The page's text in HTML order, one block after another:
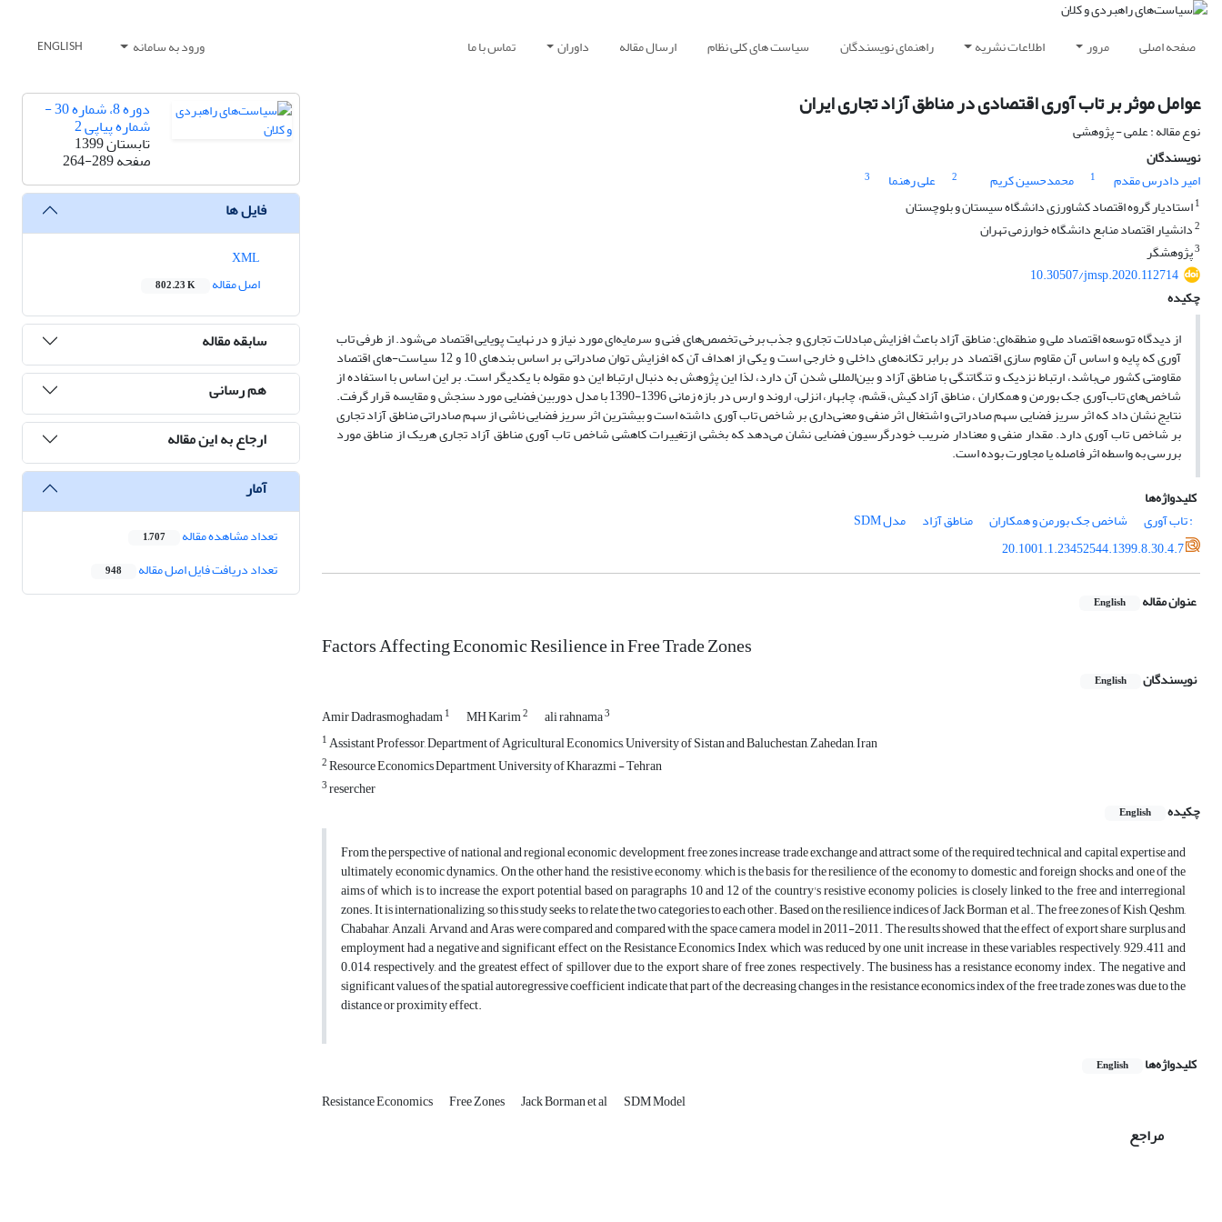
صفحه اصلی مرور اطلاعات نشریه راهنمای نویسندگان سیاست های کلی نظام ارسال مقاله داوران تماس با ما ورود به سامانه ENGLISH
عوامل موثر بر تاب آوری اقتصادی در مناطق آزاد تجاری ایران
نوع مقاله : علمی - پژوهشی
نویسندگان
امیر دادرس مقدم
1 محمدحسین کریم 2 علی رهنما
3
1استادیار گروه اقتصاد کشاورزی دانشگاه سیستان و بلوچستان
2دانشیار اقتصاد منابع دانشگاه خوارزمی تهران
3پژوهشگر
10.30507/jmsp.2020.112714
چکیده
از دیدگاه توسعه اقتصاد ملی و منطقه‌ای؛ مناطق آزاد باعث افزایش مبادلات تجاری و جذب برخی تخصص‌های فنی و سرمایه‌ای مورد نیاز و در نهایت پویایی اقتصاد می‌شود. از طرفی تاب
آوری که پایه و اساس آن مقاوم سازی اقتصاد در برابر تکانه‌های داخلی و خارجی است و یکی از اهداف آن که افزایش توان صادراتی بر اساس بندهای 10 و 12 سیاست-های اقتصاد
مقاومتی کشور می‌باشد، ارتباط نزدیک و تنگاتنگی با مناطق آزاد و بین‌المللی شدن آن دارد، لذا این پژوهش به دنبال ارتباط این دو مقوله با یکدیگر است. بر این اساس با استفاده از
شاخص‌های تاب‌آوری جک بورمن و همکاران ، مناطق آزاد کیش، قشم، چابهار، انزلی، اروند و ارس در بازه زمانی 1396-1390 با مدل دوربین فضایی مورد سنجش و مقایسه قرار گرفت.
نتایج نشان داد که اثر سریز فضایی سهم صادراتی و اشتغال اثر منفی و معنی‌داری بر شاخص تاب آوری داشته است و بیشترین اثر سریز فضایی ناشی از سهم صادراتی مناطق آزاد تجاری
بر شاخص تاب آوری دارد. مقدار منفی و معنادار ضریب خودرگرسیون فضایی نشان می‌دهد که بخشی ازتغییرات کاهشی شاخص تاب آوری مناطق آزاد تجاری هریک از مناطق مورد
بررسی به واسطه اثر فاصله یا مجاورت بوده است.
کلیدواژه‌ها
: تاب آوری
شاخص جک بورمن و همکاران مناطق آزاد
مدل SDM
20.1001.1.23452544.1399.8.30.4.7
عنوان مقاله English
Factors Affecting Economic Resilience in Free Trade Zones
نویسندگان English
Amir Dadrasmoghadam1 MH Karim2 ali rahnama3
1Assistant Professor, Department of Agricultural Economics, University of Sistan and Baluchestan, Zahedan, Iran
2Resource Economics Department, University of Kharazmi - Tehran
3resercher
چکیده
English
From the perspective of national and regional economic development, free zones increase trade exchange and attract some of the required technical and capital expertise and
ultimately economic dynamics. On the other hand, the resistive economy, which is the basis for the resilience of the economy to domestic and foreign shocks, and one of the
aims of which is to increase the export potential based on paragraphs 10 and 12 of the country's resistive economy policies, is closely linked to the free and interregional
zones. It is internationalizing, so this study seeks to relate the two categories to each other. Based on the resilience indices of Jack Borman et al., The free zones of Kish, Qeshm,
Chabahar, Anzali, Arvand, and Aras were compared and compared with the space camera model in 2011-2011. The results showed that the effect of export share surplus and
employment had a negative and significant effect on the Resistance Economics Index, which was reduced by one unit increase in these variables, respectively, 929.411 and
0.014, respectively, and the greatest effect of spillover due to the export share of free zones, respectively. The business has a resistance economy index. The negative and
significant values of the spatial autoregressive coefficient indicate that part of the decreasing changes in the resistance economics index of the free trade zones was due to the
distance or proximity effect.
کلیدواژه‌ها English
Resistance Economics Free Zones Jack Borman et al SDM Model
مراجع
دوره 8، شماره 30 -
شماره پیاپی 2
تابستان 1399
صفحه264-289
فایل ها
اصل مقاله
802.23 K
سابقه مقاله
هم رسانی
ارجاع به این مقاله
آمار
تعداد مشاهده مقاله 1,707
تعداد دریافت فایل اصل مقاله 948